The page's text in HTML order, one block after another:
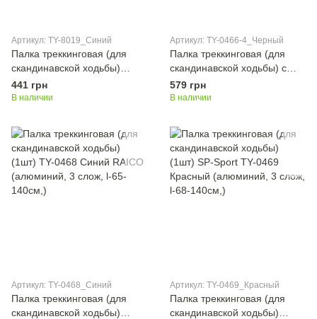
Артикул: TY-8019_Синий
Палка треккинговая (для
скандинавской ходьбы)
(1шт) SP-Sport TY-8019
Синий Exponent
135см,)
441 грн
В наличии
Артикул: TY-0466-4_Черный
Палка треккинговая (для
скандинавской ходьбы) с
металлическим тросом (1шт)
SP-Sport TY-0466-4 Черный
слож, l-38-110см)
579 грн
В наличии
Артикул: TY-0468_Синий
Палка треккинговая (для
скандинавской ходьбы)
Артикул: TY-0469_Красный
Палка треккинговая (для
скандинавской ходьбы)